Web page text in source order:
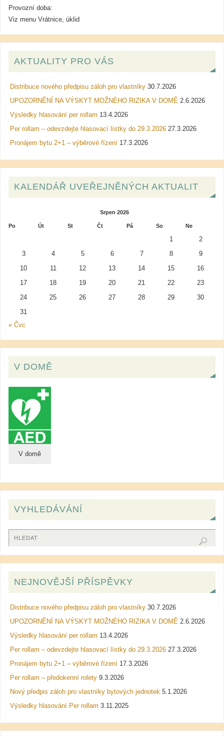
Provozní doba:
Viz menu Vrátnice, úklid
AKTUALITY PRO VÁS
Distribuce nového předpisu záloh pro vlastníky 30.7.2026
UPOZORNĚNÍ NA VÝSKYT MOŽNÉHO RIZIKA V DOMĚ 2.6.2026
Výsledky hlasování per rollam 13.4.2026
Per rollam – odevzdejte hlasovací lístky do 29.3.2026 27.3.2026
Pronájem bytu 2+1 – výběrové řízení 17.3.2026
KALENDÁŘ UVEŘEJNĚNÝCH AKTUALIT
Srpen 2026
Po Út St Čt Pá So Ne
1 2
3 4 5 6 7 8 9
10 11 12 13 14 15 16
17 18 19 20 21 22 23
24 25 26 27 28 29 30
31
« Čvc
V DOMĚ
V domě
VYHLEDÁVÁNÍ
NEJNOVĚJŠÍ PŘÍSPĚVKY
Distribuce nového předpisu záloh pro vlastníky 30.7.2026
UPOZORNĚNÍ NA VÝSKYT MOŽNÉHO RIZIKA V DOMĚ 2.6.2026
Výsledky hlasování per rollam 13.4.2026
Per rollam – odevzdejte hlasovací lístky do 29.3.2026 27.3.2026
Pronájem bytu 2+1 – výběrové řízení 17.3.2026
Per rollam – předokenní rolety 9.3.2026
Nový předpis záloh pro vlastníky bytových jednotek 5.1.2026
Výsledky hlasování Per rollam 3.11.2025